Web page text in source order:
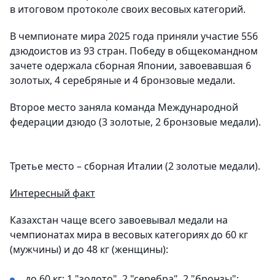
в итоговом протоколе своих весовых категорий.
В чемпионате мира 2025 года приняли участие 556
дзюдоистов из 93 стран. Победу в общекомандном
зачете одержала сборная Японии, завоевавшая 6
золотых, 4 серебряные и 4 бронзовые медали.
Второе место заняла команда Международной
федерации дзюдо (3 золотые, 2 бронзовые медали).
Третье место – сборная Италии (2 золотые медали).
Интересный факт
Казахстан чаще всего завоевывал медали на
чемпионатах мира в весовых категориях до 60 кг
(мужчины) и до 48 кг (женщины):